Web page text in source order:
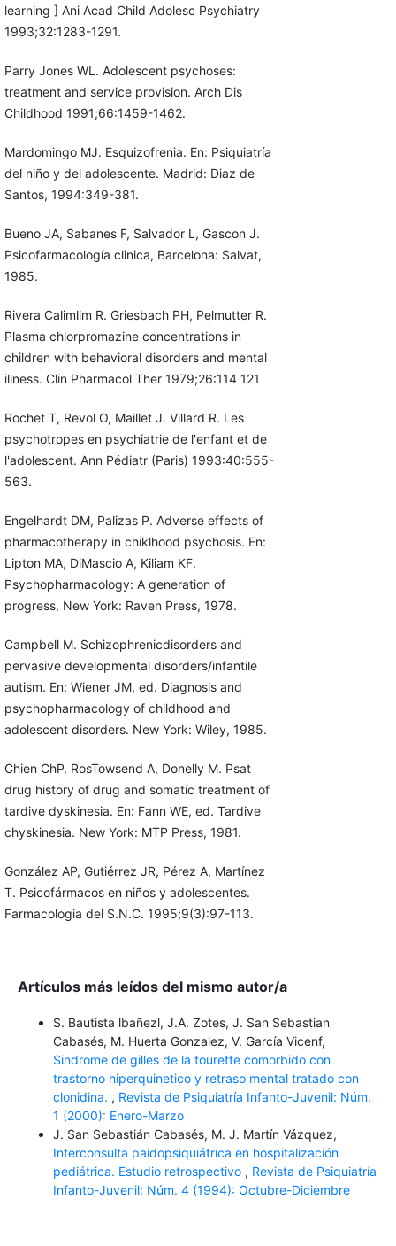
learning ] Ani Acad Child Adolesc Psychiatry
1993;32:1283-1291.
Parry Jones WL. Adolescent psychoses:
treatment and service provision. Arch Dis
Childhood 1991;66:1459-1462.
Mardomingo MJ. Esquizofrenia. En: Psiquiatría
del niño y del adolescente. Madrid: Diaz de
Santos, 1994:349-381.
Bueno JA, Sabanes F, Salvador L, Gascon J.
Psicofarmacología clinica, Barcelona: Salvat,
1985.
Rivera Calimlim R. Griesbach PH, Pelmutter R.
Plasma chlorpromazine concentrations in
children with behavioral disorders and mental
illness. Clin Pharmacol Ther 1979;26:114 121
Rochet T, Revol O, Maillet J. Villard R. Les
psychotropes en psychiatrie de l'enfant et de
l'adolescent. Ann Pédiatr (Paris) 1993:40:555-
563.
Engelhardt DM, Palizas P. Adverse effects of
pharmacotherapy in chiklhood psychosis. En:
Lipton MA, DiMascio A, Kiliam KF.
Psychopharmacology: A generation of
progress, New York: Raven Press, 1978.
Campbell M. Schizophrenicdisorders and
pervasive developmental disorders/infantile
autism. En: Wiener JM, ed. Diagnosis and
psychopharmacology of childhood and
adolescent disorders. New York: Wiley, 1985.
Chien ChP, RosTowsend A, Donelly M. Psat
drug history of drug and somatic treatment of
tardive dyskinesia. En: Fann WE, ed. Tardive
chyskinesia. New York: MTP Press, 1981.
González AP, Gutiérrez JR, Pérez A, Martínez
T. Psicofármacos en niños y adolescentes.
Farmacologia del S.N.C. 1995;9(3):97-113.
Artículos más leídos del mismo autor/a
S. Bautista lbañezl, J.A. Zotes, J. San Sebastian
Cabasés, M. Huerta Gonzalez, V. García Vicenf,
Sindrome de gilles de la tourette comorbido con
trastorno hiperquinetico y retraso mental tratado con
clonidina. , Revista de Psiquiatría Infanto-Juvenil: Núm.
1 (2000): Enero-Marzo
J. San Sebastián Cabasés, M. J. Martín Vázquez,
Interconsulta paidopsiquiátrica en hospitalización
pediátrica. Estudio retrospectivo , Revista de Psiquiatría
Infanto-Juvenil: Núm. 4 (1994): Octubre-Diciembre